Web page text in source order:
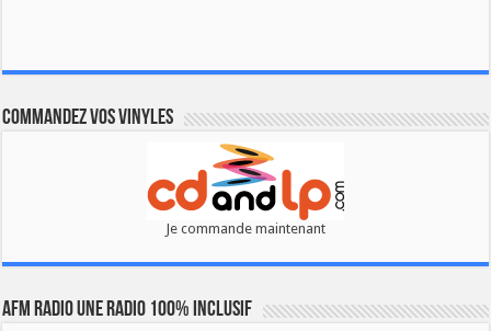
Commandez vos vinyles
Je commande maintenant
AFM RADIO UNE RADIO 100% INCLUSIF